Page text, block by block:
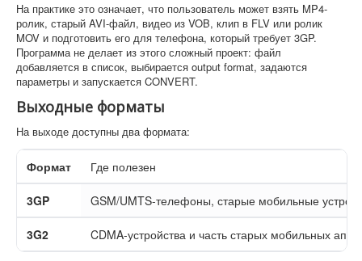
На практике это означает, что пользователь может взять MP4-
ролик, старый AVI-файл, видео из VOB, клип в FLV или ролик
MOV и подготовить его для телефона, который требует 3GP.
Программа не делает из этого сложный проект: файл
добавляется в список, выбирается output format, задаются
параметры и запускается CONVERT.
Выходные форматы
На выходе доступны два формата:
Формат Где полезен
3GP GSM/UMTS-телефоны, старые мобильные
3G2 CDMA-устройства и часть старых мобильных